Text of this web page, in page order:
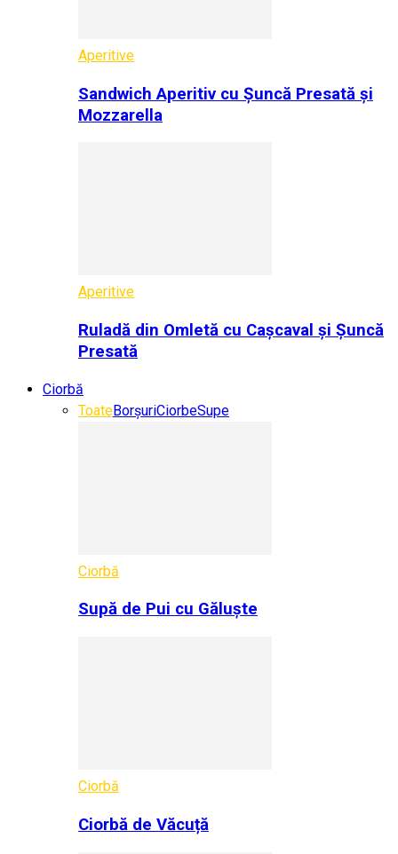
Aperitive
Sandwich Aperitiv cu Șuncă Presată și
Mozzarella
Aperitive
Ruladă din Omletă cu Cașcaval și Șuncă
Presată
Ciorbă
ToateBorșuriCiorbeSupe
Ciorbă
Supă de Pui cu Găluște
Ciorbă
Ciorbă de Văcuță